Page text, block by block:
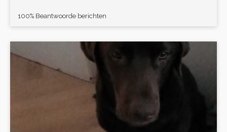
100% Beantwoorde berichten